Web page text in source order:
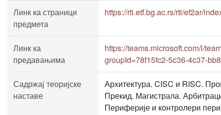
Линк ка страници
предмета
https://rti.etf.bg.ac.rs/rti/ef2ar/
Линк ка
предавањима
https://teams.microsoft.com/l/
groupId=78f15fc2-5c36-4c37-
Садржај теоријске
наставе
Архитектура. CISC и RISC.
Прекид. Магистрала.
Периферије и контролери